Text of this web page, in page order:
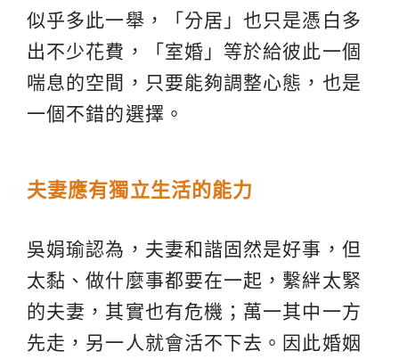
似乎多此一舉，「分居」也只是憑白多
出不少花費，「室婚」等於給彼此一個
喘息的空間，只要能夠調整心態，也是
一個不錯的選擇。
夫妻應有獨立生活的能力
吳娟瑜認為，夫妻和諧固然是好事，但
太黏、做什麼事都要在一起，繫絆太緊
的夫妻，其實也有危機；萬一其中一方
先走，另一人就會活不下去。因此婚姻